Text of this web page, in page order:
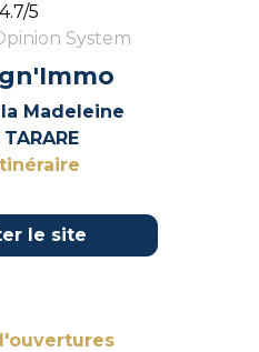
4.7/5
System
Madeleine
le site